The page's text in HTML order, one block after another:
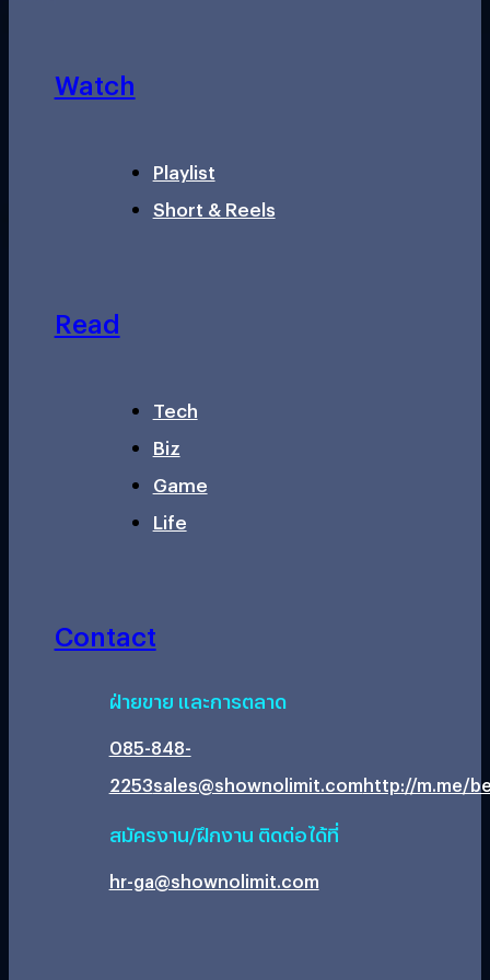
Watch
Playlist
Short & Reels
Read
Tech
Biz
Game
Life
Contact
ฝ่ายขาย และการตลาด
085-848-
2253sales@shownolimit.comhttp://m.me/
สมัครงาน/ฝึกงาน ติดต่อได้ที่
hr-ga@shownolimit.com